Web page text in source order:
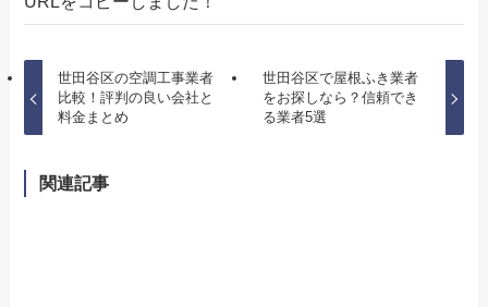
世田谷区の空調工事業者
比較！評判の良い会社と
料金まとめ
世田谷区で屋根ふき業者
をお探しなら？信頼でき
る業者5選
関連記事